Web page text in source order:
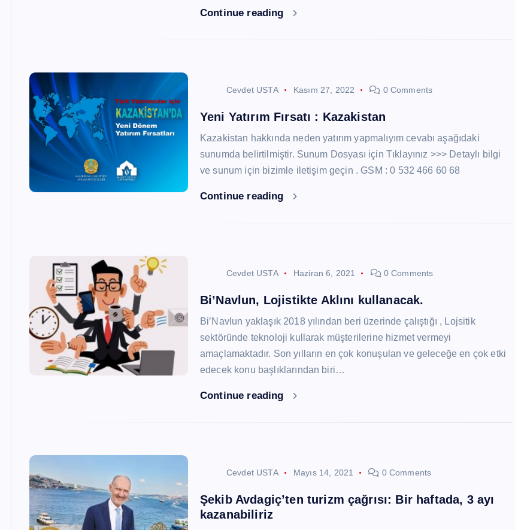
Continue reading
Cevdet USTA Kasım 27, 2022 0 Comments
Yeni Yatırım Fırsatı : Kazakistan
Kazakistan hakkında neden yatırım yapmalıyım cevabı aşağıdaki
sunumda belirtilmiştir. Sunum Dosyası için Tıklayınız >>> Detaylı bilgi
ve sunum için bizimle iletişim geçin . GSM : 0 532 466 60 68
Continue reading
Cevdet USTA Haziran 6, 2021 0 Comments
Bi’Navlun, Lojistikte Aklını kullanacak.
Bi’Navlun yaklaşık 2018 yılından beri üzerinde çalıştığı , Lojsitik
sektöründe teknoloji kullarak müşterilerine hizmet vermeyi
amaçlamaktadır. Son yılların en çok konuşulan ve geleceğe en çok etki
edecek konu başlıklarından biri…
Continue reading
Cevdet USTA Mayıs 14, 2021 0 Comments
Şekib Avdagiç’ten turizm çağrısı: Bir haftada, 3 ayı
kazanabiliriz